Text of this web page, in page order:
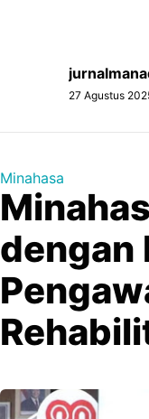
27 Agustus
Minahasa
dengan